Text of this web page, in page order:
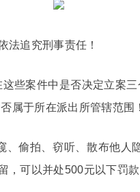
法追究刑事责任！
些案件中是否决定立案
属于所在派出所管辖范围！
、偷拍、窃听、散布他
，可以并处500元以下罚款